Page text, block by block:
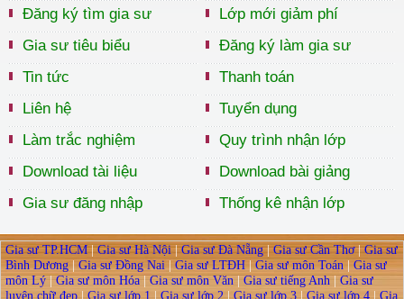
Đăng ký tìm gia sư
Gia sư tiêu biểu
Tin tức
Liên hệ
Làm trắc nghiệm
Download tài liệu
Gia sư đăng nhập
Lớp mới giảm phí
Đăng ký làm gia sư
Thanh toán
Tuyển dụng
Quy trình nhận lớp
Download bài giảng
Thống kê nhận lớp
Gia sư TP.HCM|Gia sư Hà Nội|Gia sư Đà Nẵng|Gia sư Cần Thơ|Gia sư
Bình Dương | Gia sư Đồng Nai | Gia sư LTĐH | Gia sư môn Toán | Gia sư
môn Lý|Gia sư môn Hóa|Gia sư môn Văn|Gia sư tiếng Anh|Gia sư
luyện chữ đẹp | Gia sư lớp 1 | Gia sư lớp 2 | Gia sư lớp 3 | Gia sư lớp 4 | Gia